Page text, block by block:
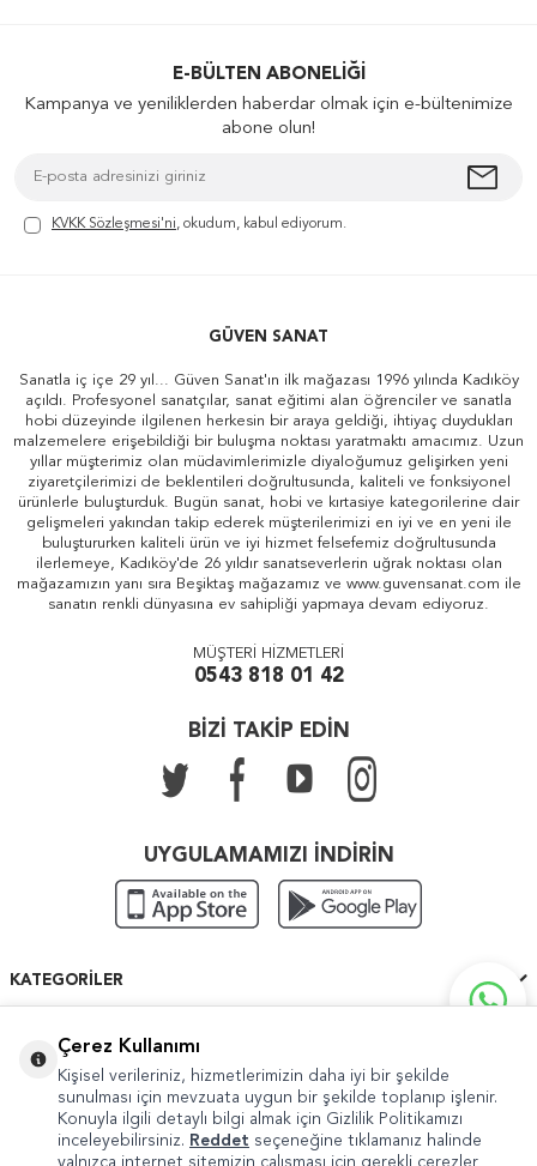
E-BÜLTEN ABONELIĞI
Kampanya ve yeniliklerden haberdar olmak için e-bültenimize
abone olun!
KVKK Sözleşmesi'ni, okudum, kabul ediyorum.
GÜVEN SANAT
Sanatla iç içe 29 yıl... Güven Sanat'ın ilk mağazası 1996 yılında Kadıköy
açıldı. Profesyonel sanatçılar, sanat eğitimi alan öğrenciler ve sanatla
hobi düzeyinde ilgilenen herkesin bir araya geldiği, ihtiyaç duydukları
malzemelere erişebildiği bir buluşma noktası yaratmaktı amacımız. Uzun
yıllar müşterimiz olan müdavimlerimizle diyaloğumuz gelişirken yeni
ziyaretçilerimizi de beklentileri doğrultusunda, kaliteli ve fonksiyonel
ürünlerle buluşturduk. Bugün sanat, hobi ve kırtasiye kategorilerine dair
gelişmeleri yakından takip ederek müşterilerimizi en iyi ve en yeni ile
buluştururken kaliteli ürün ve iyi hizmet felsefemiz doğrultusunda
ilerlemeye, Kadıköy'de 26 yıldır sanatseverlerin uğrak noktası olan
mağazamızın yanı sıra Beşiktaş mağazamız ve www.guvensanat.com ile
sanatın renkli dünyasına ev sahipliği yapmaya devam ediyoruz.
MÜŞTERİ HİZMETLERİ
0543 818 01 42
BİZİ TAKİP EDİN
UYGULAMAMIZI İNDİRİN
KATEGORILER
HIZLI ERIŞIM
Çerez Kullanımı
Kişisel verileriniz, hizmetlerimizin daha iyi bir şekilde
sunulması için mevzuata uygun bir şekilde toplanıp işlenir.
Konuyla ilgili detaylı bilgi almak için Gizlilik Politikamızı
inceleyebilirsiniz. Reddet seçeneğine tıklamanız halinde
yalnızca internet sitemizin çalışması için gerekli çerezler